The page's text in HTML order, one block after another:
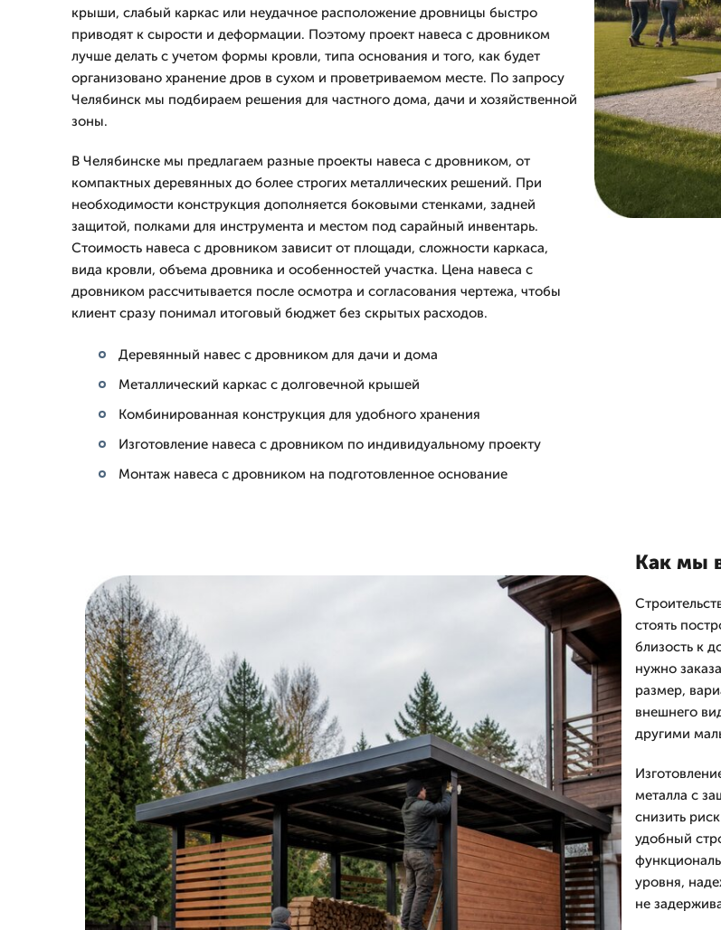
крыши, слабый каркас или неудачное расположение дровницы быстро
приводят к сырости и деформации. Поэтому проект навеса с дровником
лучше делать с учетом формы кровли, типа основания и того, как будет
организовано хранение дров в сухом и проветриваемом месте. По запросу
Челябинск мы подбираем решения для частного дома, дачи и хозяйственной
зоны.
В Челябинске мы предлагаем разные проекты навеса с дровником, от
компактных деревянных до более строгих металлических решений. При
необходимости конструкция дополняется боковыми стенками, задней
защитой, полками для инструмента и местом под сарайный инвентарь.
Стоимость навеса с дровником зависит от площади, сложности каркаса,
вида кровли, объема дровника и особенностей участка. Цена навеса с
дровником рассчитывается после осмотра и согласования чертежа, чтобы
клиент сразу понимал итоговый бюджет без скрытых расходов.
Деревянный навес с дровником для дачи и дома
Металлический каркас с долговечной крышей
Комбинированная конструкция для удобного хранения
Изготовление навеса с дровником по индивидуальному проекту
Монтаж навеса с дровником на подготовленное основание
Как мы
стоять
близость к
нужно
размер,
внешнего
другими
металла с
снизить
удобный
уровня,
не